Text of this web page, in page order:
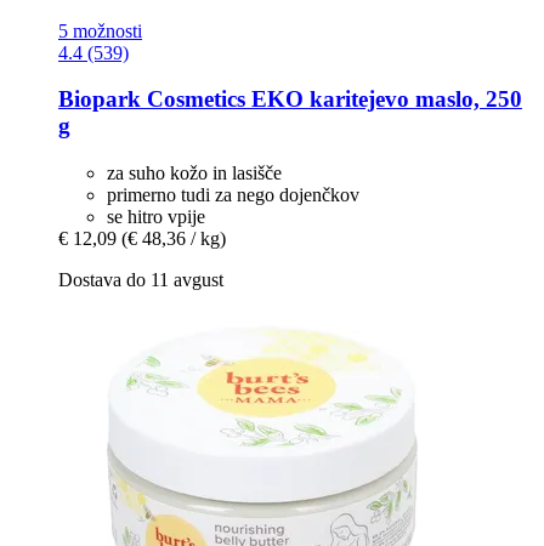
5 možnosti
4.4 (539)
Biopark Cosmetics EKO karitejevo maslo, 250
g
za suho kožo in lasišče
primerno tudi za nego dojenčkov
se hitro vpije
€ 12,09 (€ 48,36 / kg)
Dostava do 11 avgust